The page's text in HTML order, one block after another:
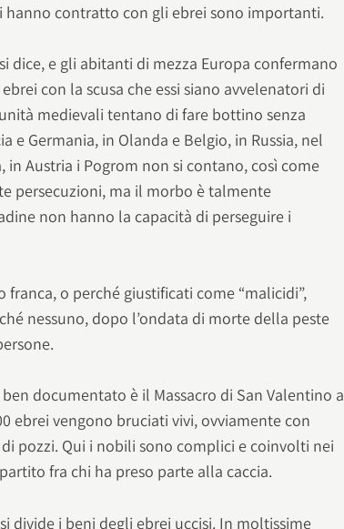
hanno contratto con gli ebrei sono importanti.
si dice, e gli abitanti di mezza Europa confermano
con la scusa che essi siano avvelenatori di
medievali tentano di fare bottino senza
e Germania, in Olanda e Belgio, in Russia, nel
in Austria i Pogrom non si contano, così come
persecuzioni, ma il morbo è talmente
non hanno la capacità di perseguire i
franca, o perché giustificati come “malicidi”,
nessuno, dopo l’ondata di morte della peste
documentato è il Massacro di San Valentino a
ebrei vengono bruciati vivi, ovviamente con
di pozzi. Qui i nobili sono complici e coinvolti nei
fra chi ha preso parte alla caccia.
divide i beni degli ebrei uccisi. In moltissime